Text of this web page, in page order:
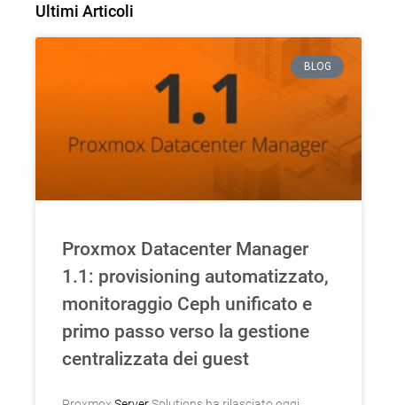
Ultimi Articoli
BLOG
Proxmox Datacenter Manager
1.1: provisioning automatizzato,
monitoraggio Ceph unificato e
primo passo verso la gestione
centralizzata dei guest